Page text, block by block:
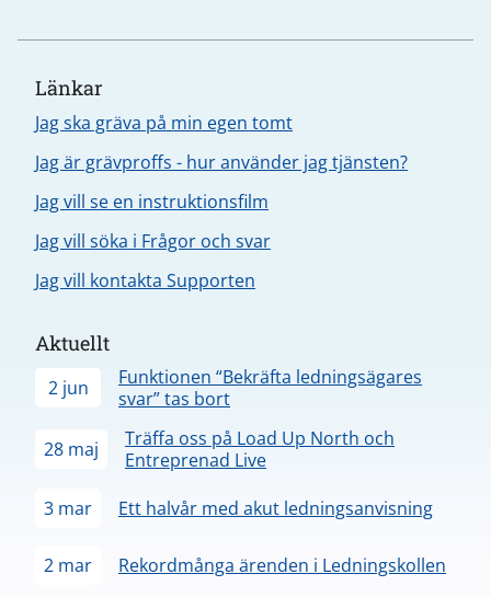
Länkar
Jag ska gräva på min egen tomt
Jag är grävproffs - hur använder jag tjänsten?
Jag vill se en instruktionsfilm
Jag vill söka i Frågor och svar
Jag vill kontakta Supporten
Aktuellt
2 jun
Funktionen “Bekräfta ledningsägares
svar” tas bort
28 maj
Träffa oss på Load Up North och
Entreprenad Live
3 mar
Ett halvår med akut ledningsanvisning
2 mar Rekordmånga ärenden i Ledningskollen